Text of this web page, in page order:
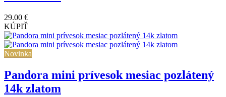
29.00 €
KÚPIŤ
Novinka
Pandora mini prívesok mesiac pozlátený
14k zlatom